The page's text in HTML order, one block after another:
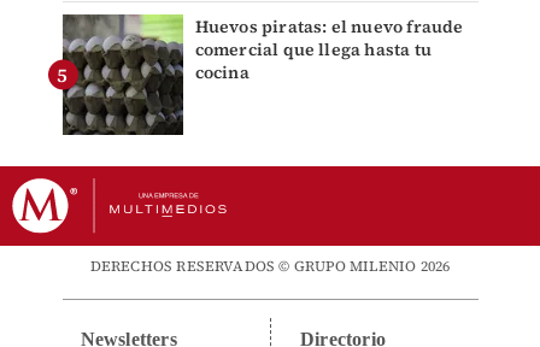
Huevos piratas: el nuevo fraude
comercial que llega hasta tu
cocina
DERECHOS RESERVADOS © GRUPO MILENIO 2026
Newsletters Directorio